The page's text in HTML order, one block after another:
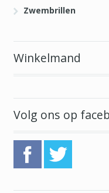
Zwembrillen
Winkelmand
Volg ons op